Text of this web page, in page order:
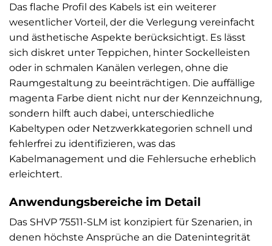
Das flache Profil des Kabels ist ein weiterer
wesentlicher Vorteil, der die Verlegung vereinfacht
und ästhetische Aspekte berücksichtigt. Es lässt
sich diskret unter Teppichen, hinter Sockelleisten
oder in schmalen Kanälen verlegen, ohne die
Raumgestaltung zu beeinträchtigen. Die auffällige
magenta Farbe dient nicht nur der Kennzeichnung,
sondern hilft auch dabei, unterschiedliche
Kabeltypen oder Netzwerkkategorien schnell und
fehlerfrei zu identifizieren, was das
Kabelmanagement und die Fehlersuche erheblich
erleichtert.
Anwendungsbereiche im Detail
Das SHVP 75511-SLM ist konzipiert für Szenarien, in
denen höchste Ansprüche an die Datenintegrität